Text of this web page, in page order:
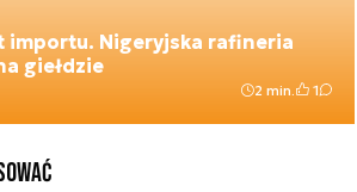
importu. Nigeryjska rafineria
giełdzie
2 min. 1